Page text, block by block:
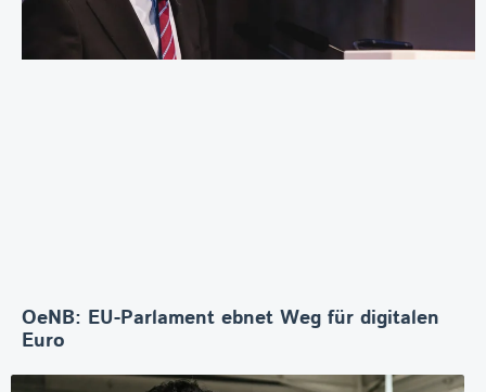
OeNB: EU-Parlament ebnet Weg für digitalen
Euro